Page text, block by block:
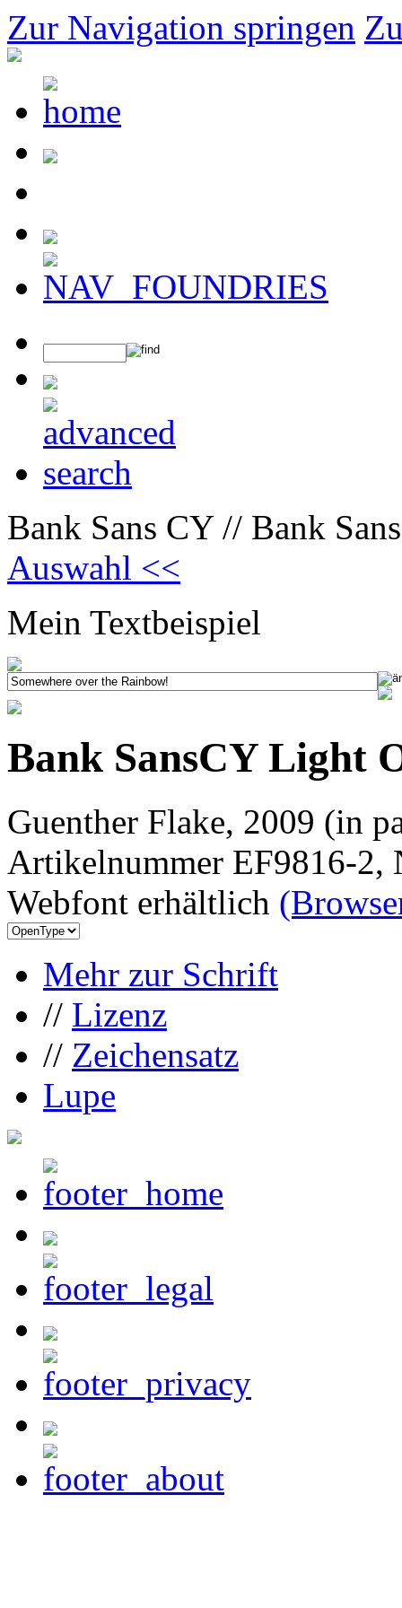
Zur Navigation springen
Bank Sans CY // Bank
Auswahl <<
Mein Textbeispiel
Bank SansCY Light
Guenther Flake, 2009 (in
Artikelnummer EF9816-2,
Webfont erhältlich
Mehr zur Schrift
// Lizenz
// Zeichensatz
Lupe